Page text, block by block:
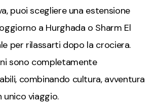
puoi scegliere una estensione
a Hurghada o Sharm El
per rilassarti dopo la crociera.
sono completamente
combinando cultura, avventura
unico viaggio.